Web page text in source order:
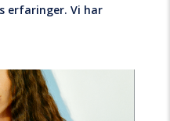
erfaringer. Vi har